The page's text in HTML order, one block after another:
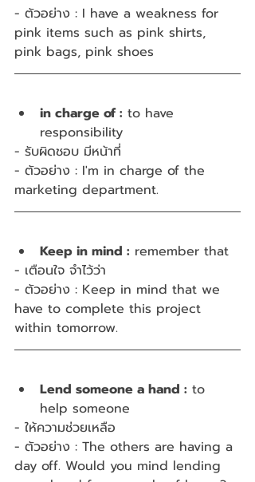
- ตัวอย่าง : I have a weakness for
pink items such as pink shirts,
pink bags, pink shoes
in charge of : to have
responsibility
- รับผิดชอบ มีหน้าที่
- ตัวอย่าง : I'm in charge of the
marketing department.
Keep in mind : remember that
- เตือนใจ จำไว้ว่า
- ตัวอย่าง : Keep in mind that we
have to complete this project
within tomorrow.
Lend someone a hand : to
help someone
- ให้ความช่วยเหลือ
- ตัวอย่าง : The others are having a
day off. Would you mind lending